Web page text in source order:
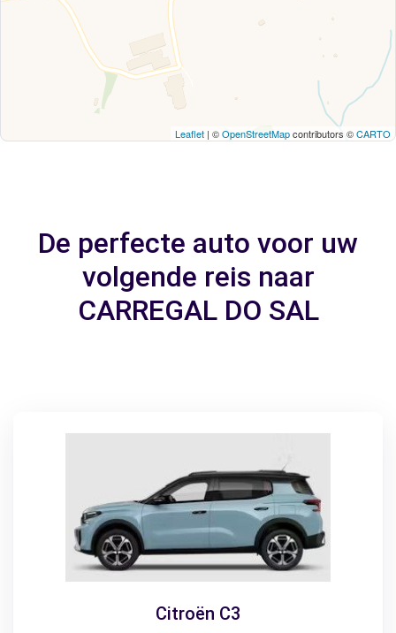
Leaflet | ©OpenStreetMapcontributors ©CARTO
De perfecte auto voor uw
volgende reis naar
CARREGAL DO SAL
Citroën C3